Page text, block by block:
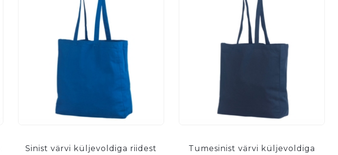
Sinist värvi küljevoldiga riidest
Tumesinist värvi küljevoldiga